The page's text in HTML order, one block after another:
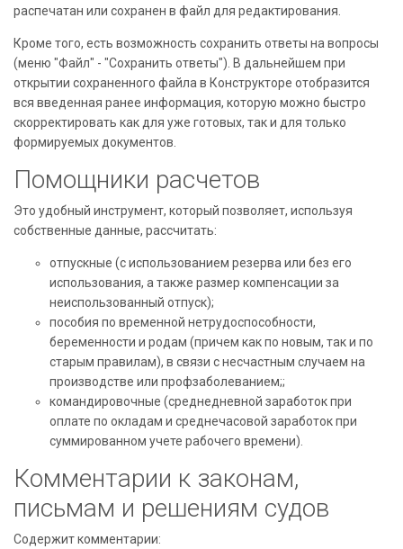
распечатан или сохранен в файл для редактирования.
Кроме того, есть возможность сохранить ответы на вопросы
(меню "Файл" - "Сохранить ответы"). В дальнейшем при
открытии сохраненного файла в Конструкторе отобразится
вся введенная ранее информация, которую можно быстро
скорректировать как для уже готовых, так и для только
формируемых документов.
Помощники расчетов
Это удобный инструмент, который позволяет, используя
собственные данные, рассчитать:
отпускные (с использованием резерва или без его
использования, а также размер компенсации за
неиспользованный отпуск);
пособия по временной нетрудоспособности,
беременности и родам (причем как по новым, так и по
старым правилам), в связи с несчастным случаем на
производстве или профзаболеванием;;
командировочные (среднедневной заработок при
оплате по окладам и среднечасовой заработок при
суммированном учете рабочего времени).
Комментарии к законам,
письмам и решениям судов
Содержит комментарии: